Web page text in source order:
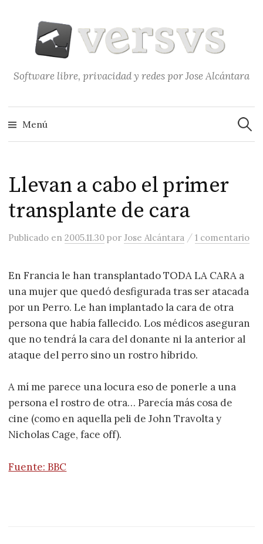
contenido
Software libre, privacidad y redes por Jose Alcántara
Menú
Llevan a cabo el primer
transplante de cara
Publicado en2005.11.30 porJose Alcántara /1 comentario
En Francia le han transplantado TODA LA CARA a
una mujer que quedó desfigurada tras ser atacada
por un Perro. Le han implantado la cara de otra
persona que había fallecido. Los médicos aseguran
que no tendrá la cara del donante ni la anterior al
ataque del perro sino un rostro híbrido.
A mí me parece una locura eso de ponerle a una
persona el rostro de otra… Parecía más cosa de
cine (como en aquella peli de John Travolta y
Nicholas Cage, face off).
Fuente: BBC